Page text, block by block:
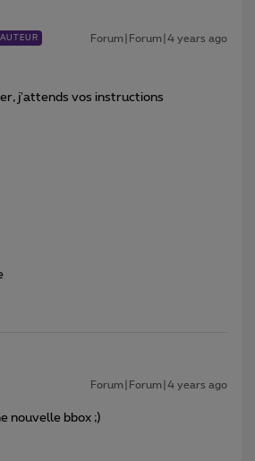
AUTEUR Forum|Forum|4 years ago
j'attends vos instructions
Forum|Forum|4 years ago
nouvelle bbox ;)